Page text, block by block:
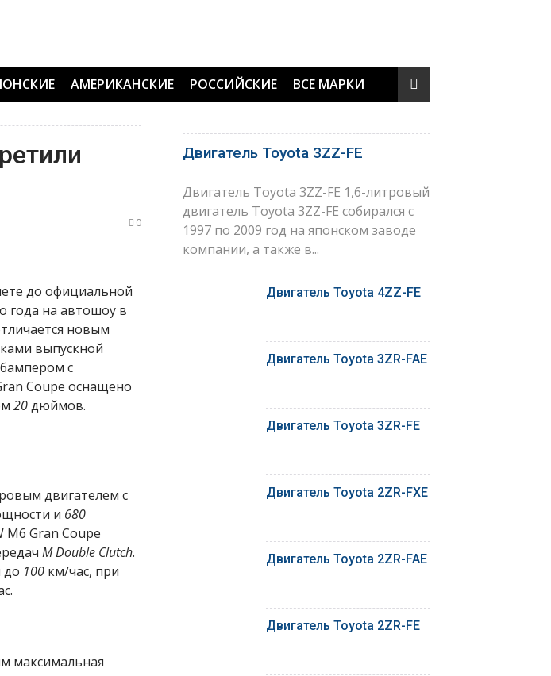
АМЕРИКАНСКИЕ РОССИЙСКИЕ ВСЕ МАРКИ
0
до официальной
года на автошоу в
новым
выпускной
с
Coupe оснащено
20дюймов.
двигателем с
и 680
Gran Coupe
M Double Clutch.
до 100 км/час, при
максимальная
Двигатель Toyota 3ZZ-FE
Двигатель Toyota 3ZZ-FE 1,6-литровый
двигатель Toyota 3ZZ-FE собирался с
1997 по 2009 год на японском заводе
компании, а также в...
Двигатель Toyota 4ZZ-FE
Двигатель Toyota 3ZR-FAE
Двигатель Toyota 3ZR-FE
Двигатель Toyota 2ZR-FXE
Двигатель Toyota 2ZR-FAE
Двигатель Toyota 2ZR-FE